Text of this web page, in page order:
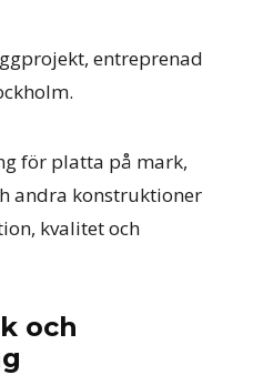
entreprenad
för platta på mark,
andra konstruktioner
kvalitet och
och